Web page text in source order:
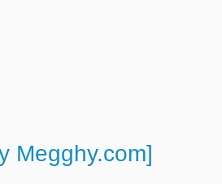
Megghy.com]